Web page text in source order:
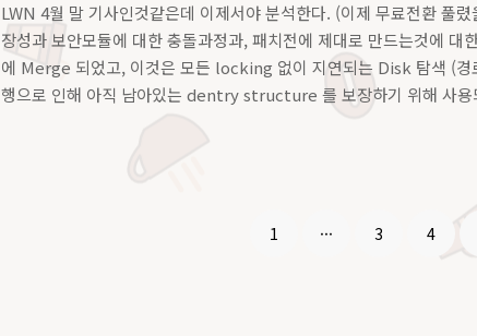
LWN 4월 말 기사인것같은데 이제서야 분석한다. (이제 무료전환
장성과 보안모듈에 대한 충돌과정과, 패치전에 제대로 만드는것에
에 Merge 되었고, 이것은 모든 locking 없이 지연되는 Disk 탐색 (
행으로 인해 아직 남아있는 dentry structure 를 보장하기 위해 사용
1 ··· 3 4